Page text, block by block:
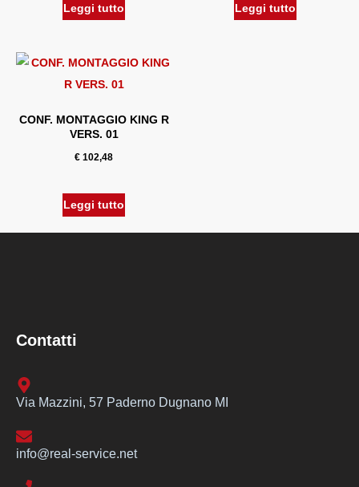
Leggi tutto Leggi tutto
CONF. MONTAGGIO KING R
VERS. 01
€ 102,48
Leggi tutto
Contatti
Via Mazzini, 57 Paderno Dugnano MI
info@real-service.net